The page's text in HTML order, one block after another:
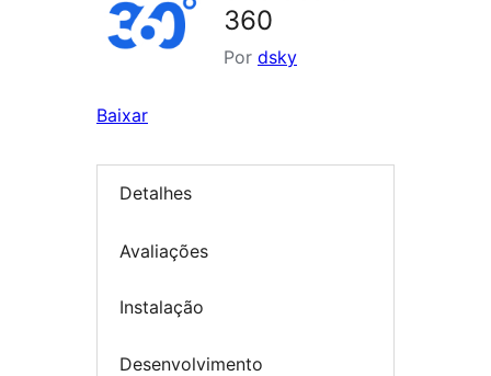
360
Por dsky
Baixar
Detalhes
Avaliações
Instalação
Desenvolvimento